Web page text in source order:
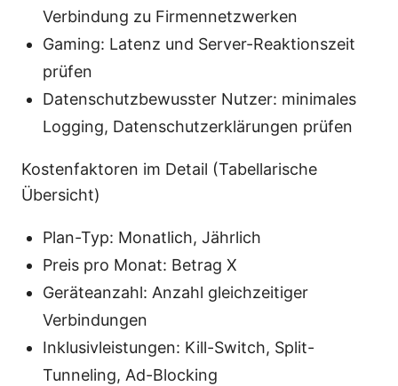
Verbindung zu Firmennetzwerken
Gaming: Latenz und Server-Reaktionszeit
prüfen
Datenschutzbewusster Nutzer: minimales
Logging, Datenschutzerklärungen prüfen
Kostenfaktoren im Detail (Tabellarische
Übersicht)
Plan-Typ: Monatlich, Jährlich
Preis pro Monat: Betrag X
Geräteanzahl: Anzahl gleichzeitiger
Verbindungen
Inklusivleistungen: Kill-Switch, Split-
Tunneling, Ad-Blocking